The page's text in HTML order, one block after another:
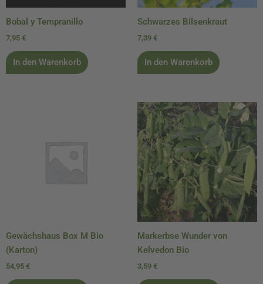
Bobal y Tempranillo
7,95 €
In den Warenkorb
Schwarzes Bilsenkraut
7,39 €
In den Warenkorb
Gewächshaus Box M Bio
(Karton)
54,95 €
Markerbse Wunder von
Kelvedon Bio
3,59 €